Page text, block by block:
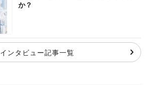
か？
インタビュー記事一覧